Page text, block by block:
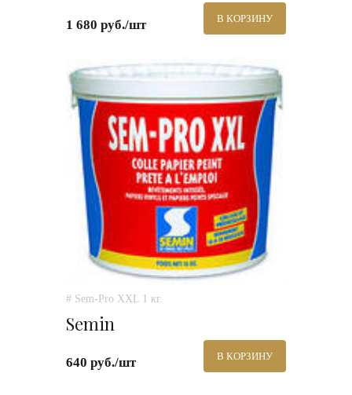
1 680 руб./шт В КОРЗИНУ
# Sem-Pro XXL 1 кг.
Semin
640 руб./шт В КОРЗИНУ